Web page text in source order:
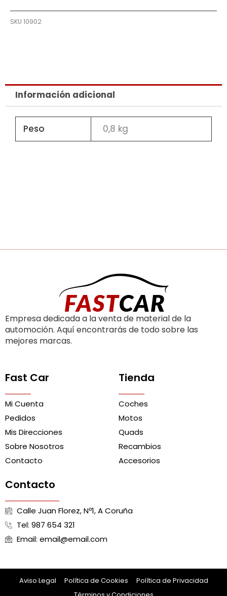
SKU 10902
Información adicional
Peso 0,8 kg
Empresa dedicada a la venta de material de la
automoción. Aquí encontrarás de todo sobre las
mejores marcas.
Fast Car
Mi Cuenta
Pedidos
Mis Direcciones
Sobre Nosotros
Contacto
Tienda
Coches
Motos
Quads
Recambios
Accesorios
Contacto
Calle Juan Florez, Nº1, A Coruña
Tel: 987 654 321
Email: email@email.com
Aviso Legal Política de Cookies
Política de Privacidad